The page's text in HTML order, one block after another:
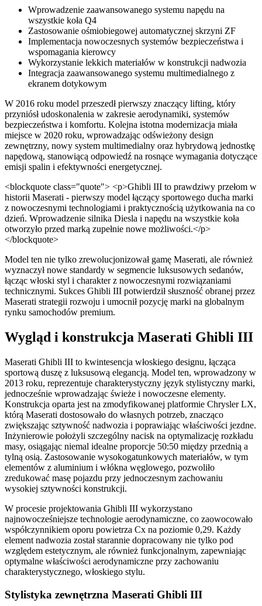
Wprowadzenie zaawansowanego systemu napędu na
wszystkie koła Q4
Zastosowanie ośmiobiegowej automatycznej skrzyni ZF
Implementacja nowoczesnych systemów bezpieczeństwa i
wspomagania kierowcy
Wykorzystanie lekkich materiałów w konstrukcji nadwozia
Integracja zaawansowanego systemu multimedialnego z
ekranem dotykowym
W 2016 roku model przeszedł pierwszy znaczący lifting, który
przyniósł udoskonalenia w zakresie aerodynamiki, systemów
bezpieczeństwa i komfortu. Kolejna istotna modernizacja miała
miejsce w 2020 roku, wprowadzając odświeżony design
zewnętrzny, nowy system multimedialny oraz hybrydową jednostkę
napędową, stanowiącą odpowiedź na rosnące wymagania dotyczące
emisji spalin i efektywności energetycznej.
<blockquote class="quote"> <p>Ghibli III to prawdziwy przełom w
historii Maserati - pierwszy model łączący sportowego ducha marki
z nowoczesnymi technologiami i praktycznością użytkowania na co
dzień. Wprowadzenie silnika Diesla i napędu na wszystkie koła
otworzyło przed marką zupełnie nowe możliwości.</p>
</blockquote>
Model ten nie tylko zrewolucjonizował gamę Maserati, ale również
wyznaczył nowe standardy w segmencie luksusowych sedanów,
łącząc włoski styl i charakter z nowoczesnymi rozwiązaniami
technicznymi. Sukces Ghibli III potwierdził słuszność obranej przez
Maserati strategii rozwoju i umocnił pozycję marki na globalnym
rynku samochodów premium.
Wygląd i konstrukcja Maserati Ghibli III
Maserati Ghibli III to kwintesencja włoskiego designu, łącząca
sportową duszę z luksusową elegancją. Model ten, wprowadzony w
2013 roku, reprezentuje charakterystyczny język stylistyczny marki,
jednocześnie wprowadzając świeże i nowoczesne elementy.
Konstrukcja oparta jest na zmodyfikowanej platformie Chrysler LX,
którą Maserati dostosowało do własnych potrzeb, znacząco
zwiększając sztywność nadwozia i poprawiając właściwości jezdne.
Inżynierowie położyli szczególny nacisk na optymalizację rozkładu
masy, osiągając niemal idealne proporcje 50:50 między przednią a
tylną osią. Zastosowanie wysokogatunkowych materiałów, w tym
elementów z aluminium i włókna węglowego, pozwoliło
zredukować masę pojazdu przy jednoczesnym zachowaniu
wysokiej sztywności konstrukcji.
W procesie projektowania Ghibli III wykorzystano
najnowocześniejsze technologie aerodynamiczne, co zaowocowało
współczynnikiem oporu powietrza Cx na poziomie 0,29. Każdy
element nadwozia został starannie dopracowany nie tylko pod
względem estetycznym, ale również funkcjonalnym, zapewniając
optymalne właściwości aerodynamiczne przy zachowaniu
charakterystycznego, włoskiego stylu.
Stylistyka zewnętrzna Maserati Ghibli III